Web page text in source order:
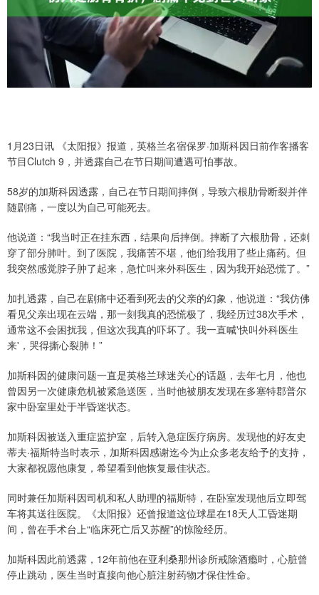
1月23日讯 《太阳报》报道，英格兰名宿保罗·加斯科因日前作客播客
节目Clutch 9，并透露自己在节日期间遭遇可怕事故。
58岁的加斯科因透露，自己在节日期间摔倒，导致六根肋骨断裂并伴
随剧痛，一度以为自己可能死去。
他说道：“我当时正在挂东西，结果向后摔倒。摔断了六根肋骨，还刺
穿了部分肺叶。到了医院，我痛苦不堪，他们给我用了些止痛药。但
我突然感觉脖子肿了起来，急忙叫来外科医生，因为我开始恐慌了。”
加扎透露，自己在剧痛中还看到死去的父亲的幻象，他说道：“我仿佛
看见父亲出现在云端，那一刻我真的恐慌极了，我经历过38次手术，
通常这不会困扰我，但这次我真的吓坏了。我一直喊'快叫外科医生
来'，哭得撕心裂肺！”
加斯科因的健康问题一直是英格兰球迷关心的话题，去年七月，他也
曾因另一次健康危机被紧急送医，当时他被朋友发现在多塞特郡普尔
家中卧室里处于半昏迷状态。
加斯科因被送入重症监护室，后转入急症医疗病房。发现他的好友史
蒂夫·福斯特当时表示，加斯科因感谢迄今为止众多老友给予的支持，
大家都祝愿他康复，希望看到他恢复最佳状态。
同时兼任加斯科因司机和私人助理的福斯特，在卧室发现他后立即驾
车将其送往医院。《太阳报》还曾报道这位球星在18天人工昏迷期
间，曾在手术台上“临床死亡后又苏醒”的惊险经历。
加斯科因此前透露，12年前他在亚利桑那州诊所戒除酒瘾时，心脏曾
停止跳动，医生当时直接向他心脏注射药物才保住性命。